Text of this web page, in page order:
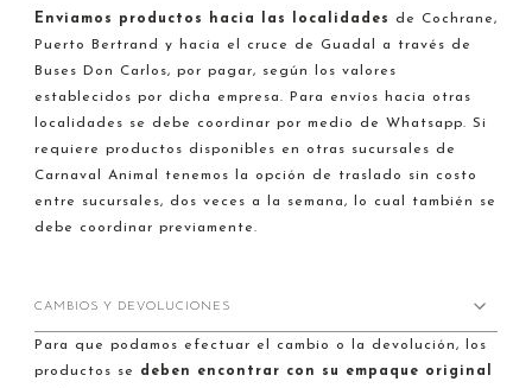
Enviamos productos hacia las localidades de Cochrane,
Puerto Bertrand y hacia el cruce de Guadal a través de
Buses Don Carlos, por pagar, según los valores
establecidos por dicha empresa. Para envíos hacia otras
localidades se debe coordinar por medio de Whatsapp. Si
requiere productos disponibles en otras sucursales de
Carnaval Animal tenemos la opción de traslado sin costo
entre sucursales, dos veces a la semana, lo cual también se
debe coordinar previamente.
CAMBIOS Y DEVOLUCIONES
Para que podamos efectuar el cambio o la devolución, los
productos se deben encontrar con su empaque original